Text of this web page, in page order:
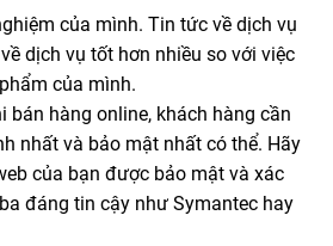
của mình. Tin tức về dịch vụ
dịch vụ tốt hơn nhiều so với việc
của mình.
bán hàng online, khách hàng cần
nhất và bảo mật nhất có thể. Hãy
của bạn được bảo mật và xác
đáng tin cậy như Symantec hay